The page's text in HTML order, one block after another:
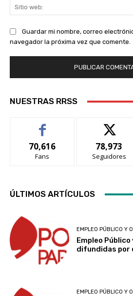
Guardar mi nombre, correo
navegador la próxima vez que comente.
NUESTRAS RRSS
70,616
Fans
78,973
Seguidores
ÚLTIMOS ARTÍCULOS
EMPLEO PÚBLICO Y
Empleo
difundidas por
EMPLEO PÚBLICO Y